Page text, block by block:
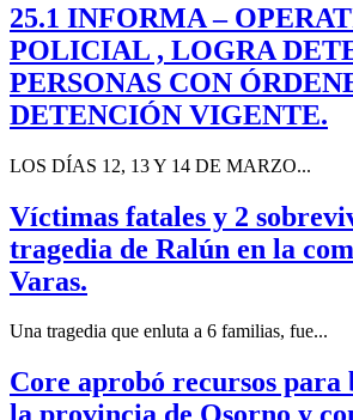
25.1 INFORMA –
POLICIAL , LOGRA
PERSONAS CON
DETENCIÓN VIGENTE.
LOS DÍAS 12, 13 Y 14 DE MARZO...
Víctimas fatales y 2
tragedia de Ralún en la
Varas.
Una tragedia que enluta a 6 familias, fue...
Core aprobó recursos para